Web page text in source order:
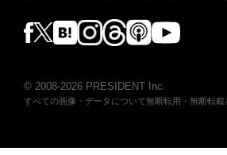
© 2008-2026 PRESIDENT Inc.
すべての画像・データについて無断転用・無断転載